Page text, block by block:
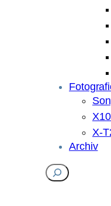
X-
Archiv
Suchen